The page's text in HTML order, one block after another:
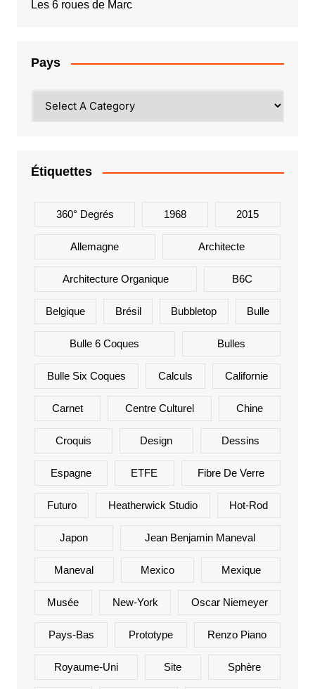
Les 6 roues de Marc
Pays
Étiquettes
360° Degrés 1968 2015
Allemagne Architecte
Architecture Organique B6C
Belgique Brésil Bubbletop Bulle
Bulle 6 Coques Bulles
Bulle Six Coques Calculs Californie
Carnet Centre Culturel Chine
Croquis Design Dessins
Espagne ETFE Fibre De Verre
Futuro Heatherwick Studio Hot-Rod
Japon Jean Benjamin Maneval
Maneval Mexico Mexique
Musée New-York Oscar Niemeyer
Pays-Bas Prototype Renzo Piano
Royaume-Uni Site Sphère